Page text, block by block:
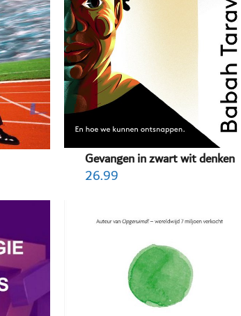
Gevangen in zwart wit denken
26.99